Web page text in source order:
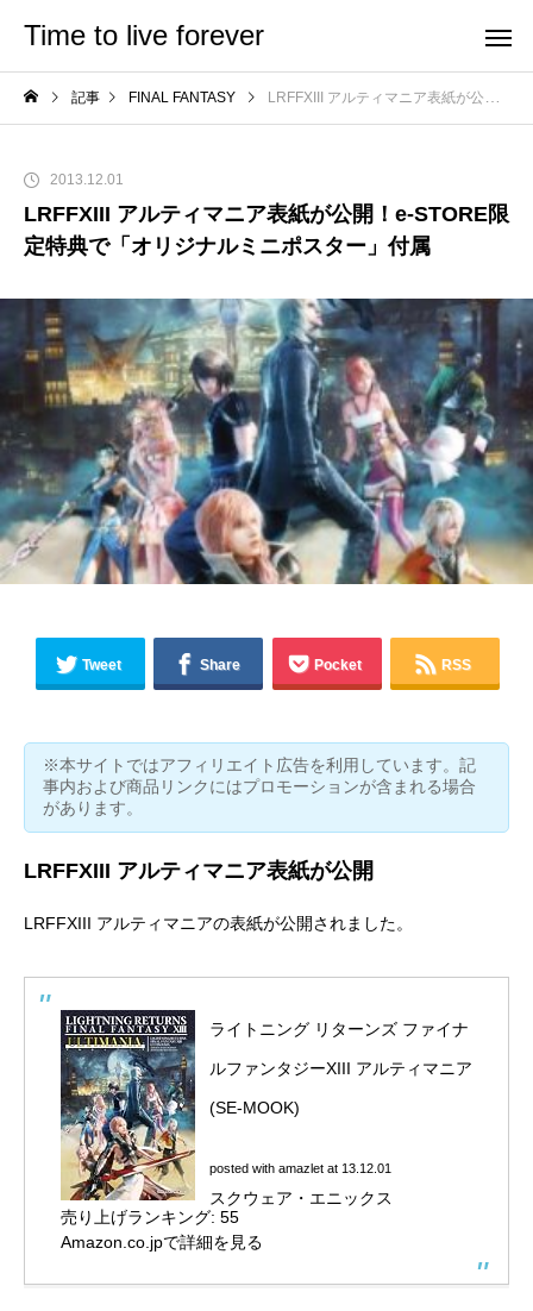
Time to live forever
記事 FINAL FANTASY LRFFXIII アルティマニア表紙が公開！e-STORE限定特典で「オリジナルミニポスター」付属
2013.12.01
LRFFXIII アルティマニア表紙が公開！e-STORE限
定特典で「オリジナルミニポスター」付属
Tweet Share Pocket RSS
※本サイトではアフィリエイト広告を利用しています。記
事内および商品リンクにはプロモーションが含まれる場合
があります。
LRFFXIII アルティマニア表紙が公開
LRFFXIII アルティマニアの表紙が公開されました。
ライトニング リターンズ ファイナ
ルファンタジーXIII アルティマニア
(SE-MOOK)
posted with amazlet at 13.12.01
スクウェア・エニックス
売り上げランキング: 55
Amazon.co.jpで詳細を見る